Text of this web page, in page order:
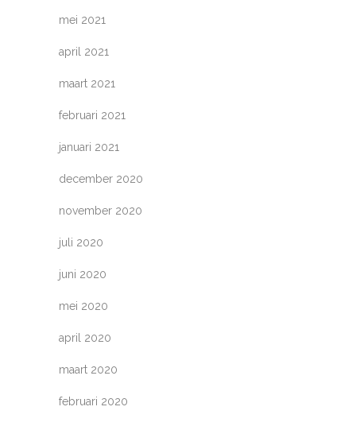
mei 2021
april 2021
maart 2021
februari 2021
januari 2021
december 2020
november 2020
juli 2020
juni 2020
mei 2020
april 2020
maart 2020
februari 2020